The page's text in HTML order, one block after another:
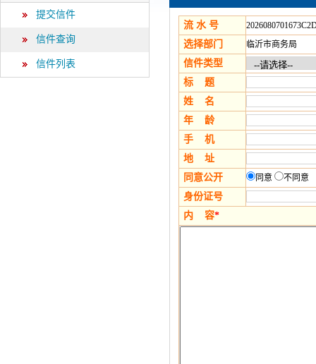
提交信件
信件查询
信件列表
流 水 号
选择部门 临沂市商务局
信件类型
标 题
姓 名
年 龄
手 机
地 址
同意公开
同意 不同意
身份证号
内 容*